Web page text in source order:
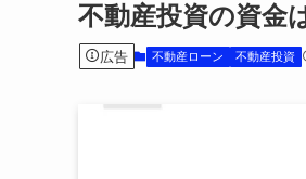
不動産投資の資金
広告 不動産ローン 不動産投資